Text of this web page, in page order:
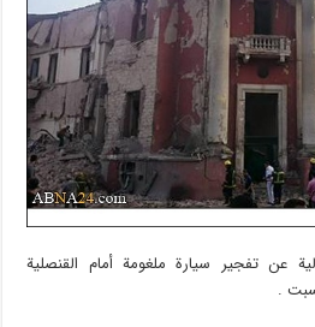
عن تفجير سيارة ملغومة أمام القنصلية
.